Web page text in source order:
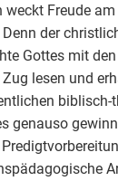
weckt Freude
der
Gottes mit
lesen und
biblisch-
genauso